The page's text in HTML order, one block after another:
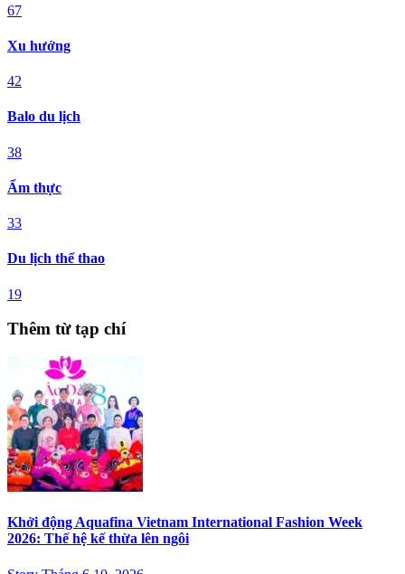
67
Xu hướng
42
Balo du lịch
38
Ẩm thực
33
Du lịch thể thao
19
Thêm từ tạp chí
Khởi động Aquafina Vietnam International Fashion Week
2026: Thế hệ kế thừa lên ngôi